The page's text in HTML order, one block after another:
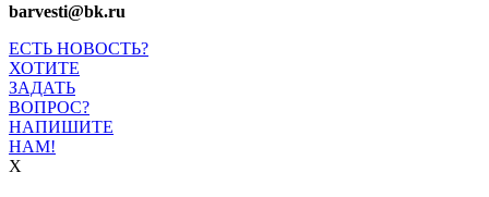
barvesti@bk.ru
ЕСТЬ НОВОСТЬ?
ХОТИТЕ
ЗАДАТЬ
ВОПРОС?
НАПИШИТЕ
НАМ!
X